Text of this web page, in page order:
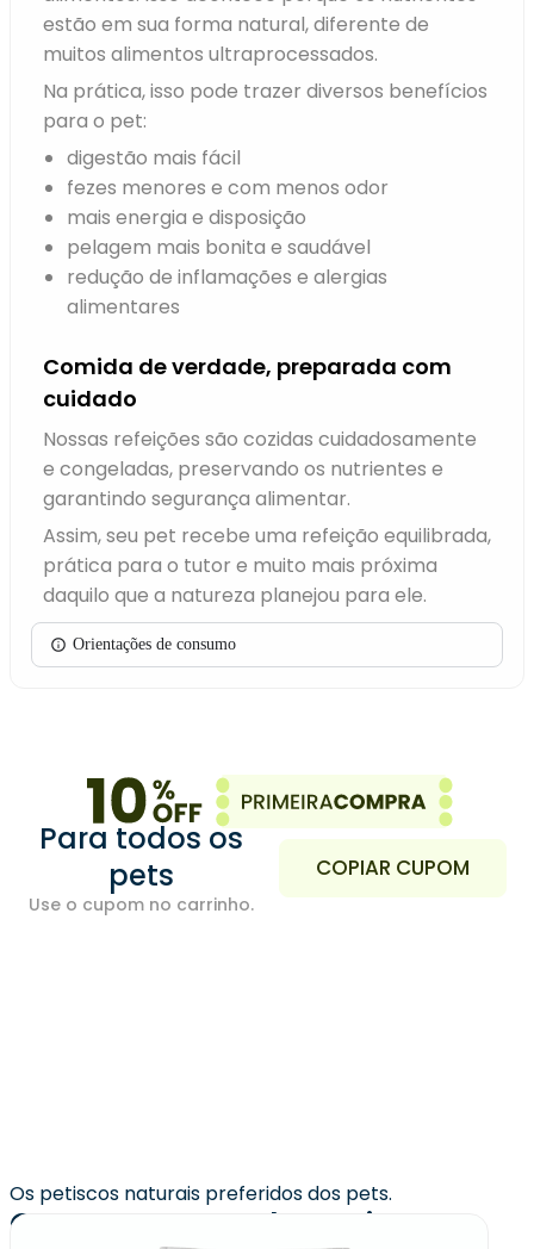
estão em sua forma natural, diferente de
muitos alimentos ultraprocessados.
Na prática, isso pode trazer diversos benefícios
para o pet:
digestão mais fácil
fezes menores e com menos odor
mais energia e disposição
pelagem mais bonita e saudável
redução de inflamações e alergias
alimentares
Comida de verdade, preparada com
cuidado
Nossas refeições são cozidas cuidadosamente
e congeladas, preservando os nutrientes e
garantindo segurança alimentar.
Assim, seu pet recebe uma refeição equilibrada,
prática para o tutor e muito mais próxima
daquilo que a natureza planejou para ele.
Orientações de consumo
Para todos os
pets
Use o cupom no carrinho.
COPIAR CUPOM
Quem comprou levou junto:
Os petiscos naturais preferidos dos pets.